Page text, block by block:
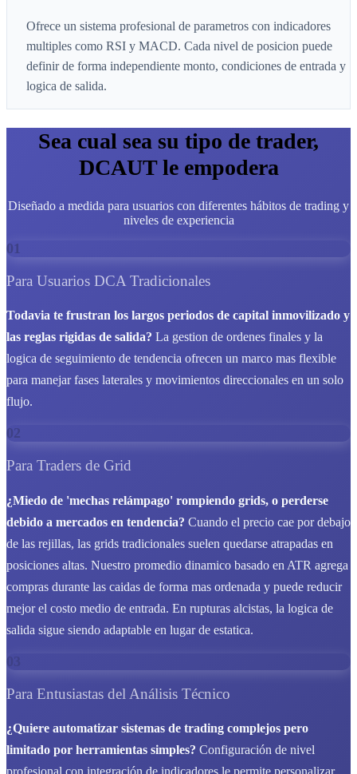
Ofrece un sistema profesional de parametros con indicadores
multiples como RSI y MACD. Cada nivel de posicion puede
definir de forma independiente monto, condiciones de entrada y
logica de salida.
Sea cual sea su tipo de trader,
DCAUT le empodera
Diseñado a medida para usuarios con diferentes hábitos de trading y
niveles de experiencia
01
Para Usuarios DCA Tradicionales
Todavia te frustran los largos periodos de capital inmovilizado y
las reglas rigidas de salida? La gestion de ordenes finales y la
logica de seguimiento de tendencia ofrecen un marco mas flexible
para manejar fases laterales y movimientos direccionales en un solo
flujo.
02
Para Traders de Grid
¿Miedo de 'mechas relámpago' rompiendo grids, o perderse
debido a mercados en tendencia? Cuando el precio cae por debajo
de las rejillas, las grids tradicionales suelen quedarse atrapadas en
posiciones altas. Nuestro promedio dinamico basado en ATR agrega
compras durante las caidas de forma mas ordenada y puede reducir
mejor el costo medio de entrada. En rupturas alcistas, la logica de
salida sigue siendo adaptable en lugar de estatica.
03
Para Entusiastas del Análisis Técnico
¿Quiere automatizar sistemas de trading complejos pero
limitado por herramientas simples? Configuración de nivel